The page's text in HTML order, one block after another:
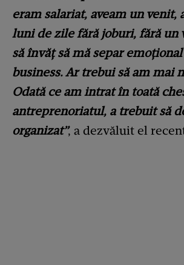
eram salariat, aveam un venit,
luni de zile fără joburi, fără un
să învăț să mă separ
business. Ar trebui să am mai
Odată ce am intrat în toată
antreprenoriatul, a trebuit să
organizat”, a dezvăluit el